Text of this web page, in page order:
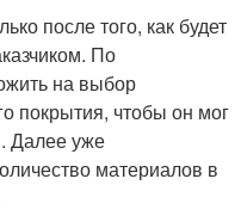
после того, как будет
По
на выбор
покрытия, чтобы он мог
Далее уже
материалов в